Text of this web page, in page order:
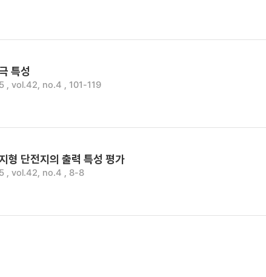
특성
, vol.42, no.4 , 101-119
단전지의 출력 특성 평가
, vol.42, no.4 , 8-8